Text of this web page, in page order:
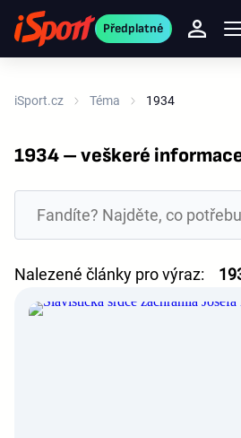
Předplatné
iSport.cz Téma 1934
1934 – veškeré
Nalezené články pro výraz: